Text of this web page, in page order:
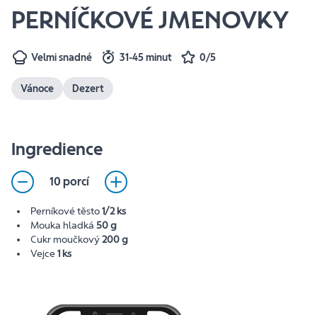
PERNÍČKOVÉ JMENOVKY
Velmi snadné 31-45 minut 0/5
Vánoce Dezert
Ingredience
10 porcí
Perníkové těsto1/2 ks
Mouka hladká 50 g
Cukr moučkový200 g
Vejce1 ks